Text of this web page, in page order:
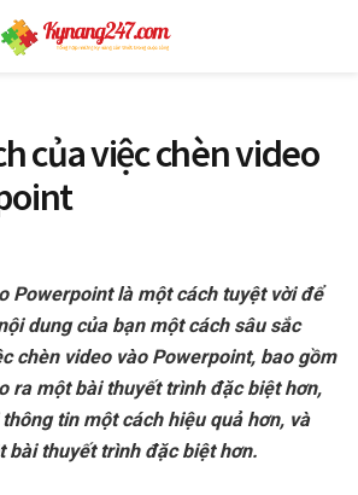
của việc chèn video
Powerpoint là một cách tuyệt vời để
dung của bạn một cách sâu sắc
chèn video vào Powerpoint, bao gồm
ra một bài thuyết trình đặc biệt hơn,
tin một cách hiệu quả hơn, và
bài thuyết trình đặc biệt hơn.